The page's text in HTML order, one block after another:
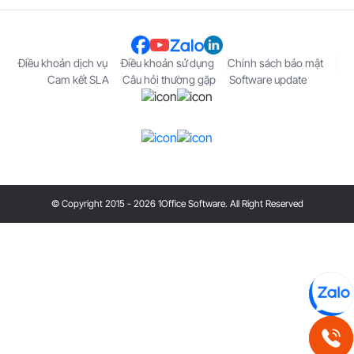
Điều khoản dịch vụ Điều khoản sử dụng
Chính sách bảo mật
Cam kết SLA
Câu hỏi thường gặp Software update
© Copyright 2015 - 2026 1Office Software. All Right Reserved